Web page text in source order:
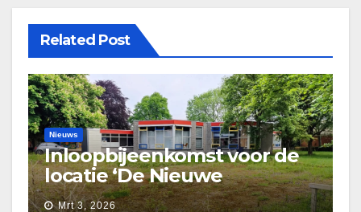
Related Post
Nieuws
Inloopbijeenkomst voor de
locatie ‘De Nieuwe
Waarborg’
Mrt 3, 2026